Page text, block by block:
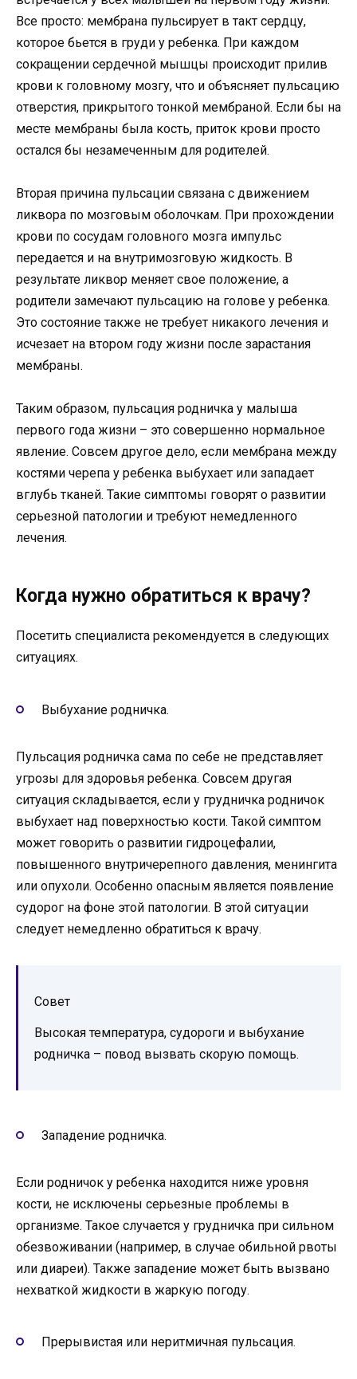
Все просто: мембрана пульсирует в такт сердцу,
которое бьется в груди у ребенка. При каждом
сокращении сердечной мышцы происходит прилив
крови к головному мозгу, что и объясняет пульсацию
отверстия, прикрытого тонкой мембраной. Если бы на
месте мембраны была кость, приток крови просто
остался бы незамеченным для родителей.
Вторая причина пульсации связана с движением
ликвора по мозговым оболочкам. При прохождении
крови по сосудам головного мозга импульс
передается и на внутримозговую жидкость. В
результате ликвор меняет свое положение, а
родители замечают пульсацию на голове у ребенка.
Это состояние также не требует никакого лечения и
исчезает на втором году жизни после зарастания
мембраны.
Таким образом, пульсация родничка у малыша
первого года жизни – это совершенно нормальное
явление. Совсем другое дело, если мембрана между
костями черепа у ребенка выбухает или западает
вглубь тканей. Такие симптомы говорят о развитии
серьезной патологии и требуют немедленного
лечения.
Когда нужно обратиться к врачу?
Посетить специалиста рекомендуется в следующих
ситуациях.
Выбухание родничка.
Пульсация родничка сама по себе не представляет
угрозы для здоровья ребенка. Совсем другая
ситуация складывается, если у грудничка родничок
выбухает над поверхностью кости. Такой симптом
может говорить о развитии гидроцефалии,
повышенного внутричерепного давления, менингита
или опухоли. Особенно опасным является появление
судорог на фоне этой патологии. В этой ситуации
следует немедленно обратиться к врачу.
Совет
Высокая температура, судороги и выбухание
родничка – повод вызвать скорую помощь.
Западение родничка.
Если родничок у ребенка находится ниже уровня
кости, не исключены серьезные проблемы в
организме. Такое случается у грудничка при сильном
обезвоживании (например, в случае обильной рвоты
или диареи). Также западение может быть вызвано
нехваткой жидкости в жаркую погоду.
Прерывистая или неритмичная пульсация.